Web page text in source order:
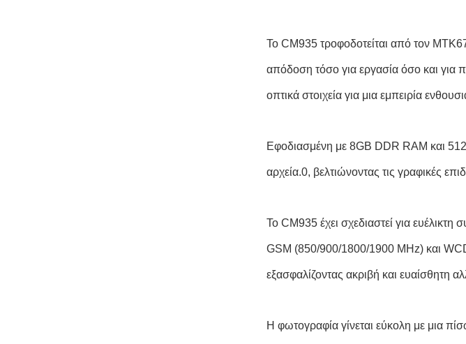
Το CM935 τροφοδοτείται από τον
απόδοση τόσο για εργασία όσο και για
οπτικά στοιχεία για μια εμπειρία
Εφοδιασμένη με 8GB DDR RAM και
αρχεία.0, βελτιώνοντας τις γραφικές
Το CM935 έχει σχεδιαστεί για
GSM (850/900/1800/1900 MHz) και
εξασφαλίζοντας ακριβή και ευαίσθητη
Η φωτογραφία γίνεται εύκολη με μια